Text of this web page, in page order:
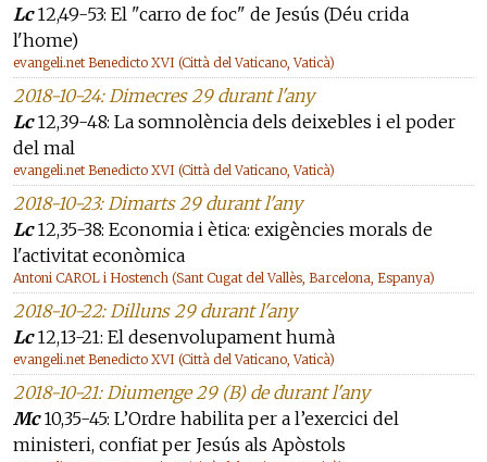
Lc12,49-53: El "carro de foc" de Jesús (Déu crida
l'home)
evangeli.net Benedicto XVI (Città del Vaticano, Vaticà)
2018-10-24: Dimecres 29 durant l'any
Lc12,39-48: La somnolència dels deixebles i el poder
del mal
evangeli.net Benedicto XVI (Città del Vaticano, Vaticà)
2018-10-23: Dimarts 29 durant l'any
Lc12,35-38: Economia i ètica: exigències morals de
l'activitat econòmica
Antoni CAROL i Hostench (Sant Cugat del Vallès, Barcelona, Espanya)
2018-10-22: Dilluns 29 durant l'any
Lc12,13-21: El desenvolupament humà
evangeli.net Benedicto XVI (Città del Vaticano, Vaticà)
2018-10-21: Diumenge 29 (B) de durant l'any
Mc10,35-45: L’Ordre habilita per a l’exercici del
ministeri, confiat per Jesús als Apòstols